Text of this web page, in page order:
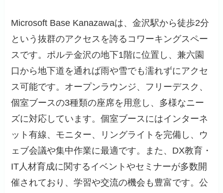
Microsoft Base Kanazawaは、金沢駅から徒歩2分
という抜群のアクセスを誇るコワーキングスペー
スです。ポルテ金沢の地下1階に位置し、兼六園
口から地下道を通れば雨や雪でも濡れずにアクセ
ス可能です。オープンラウンジ、フリーデスク、
個室ブースの3種類の座席を用意し、多様なニー
ズに対応しています。個室ブースにはインターネ
ット有線、モニター、リングライトを完備し、ウ
ェブ会議や集中作業に最適です。また、DX教育・
IT人材育成に関するイベントやセミナーが多数開
催されており、学習や交流の機会も豊富です。公